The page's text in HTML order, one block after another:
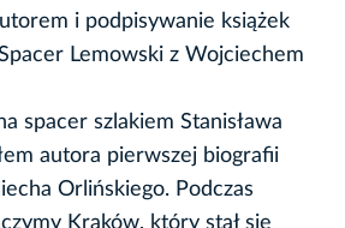
i podpisywanie książek
Lemowski z Wojciechem
spacer szlakiem Stanisława
autora pierwszej biografii
Orlińskiego. Podczas
Kraków, który stał się